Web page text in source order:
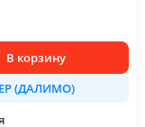
В корзину
(ДАЛИМО)